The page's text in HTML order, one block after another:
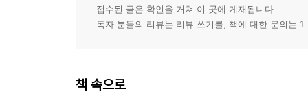
접수된 글은 확인을 거쳐 이 곳에 게재됩니다.
독자 분들의 리뷰는 리뷰 쓰기를, 책에 대한 문의는
책 속으로